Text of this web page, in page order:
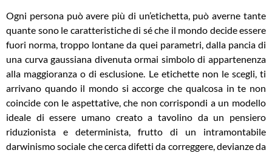
Ogni persona può avere più di un’etichetta, può averne tante
quante sono le caratteristiche di sé che il mondo decide essere
fuori norma, troppo lontane da quei parametri, dalla pancia di
una curva gaussiana divenuta ormai simbolo di appartenenza
alla maggioranza o di esclusione. Le etichette non le scegli, ti
arrivano quando il mondo si accorge che qualcosa in te non
coincide con le aspettative, che non corrispondi a un modello
ideale di essere umano creato a tavolino da un pensiero
riduzionista e determinista, frutto di un intramontabile
darwinismo sociale che cerca difetti da correggere, devianze da